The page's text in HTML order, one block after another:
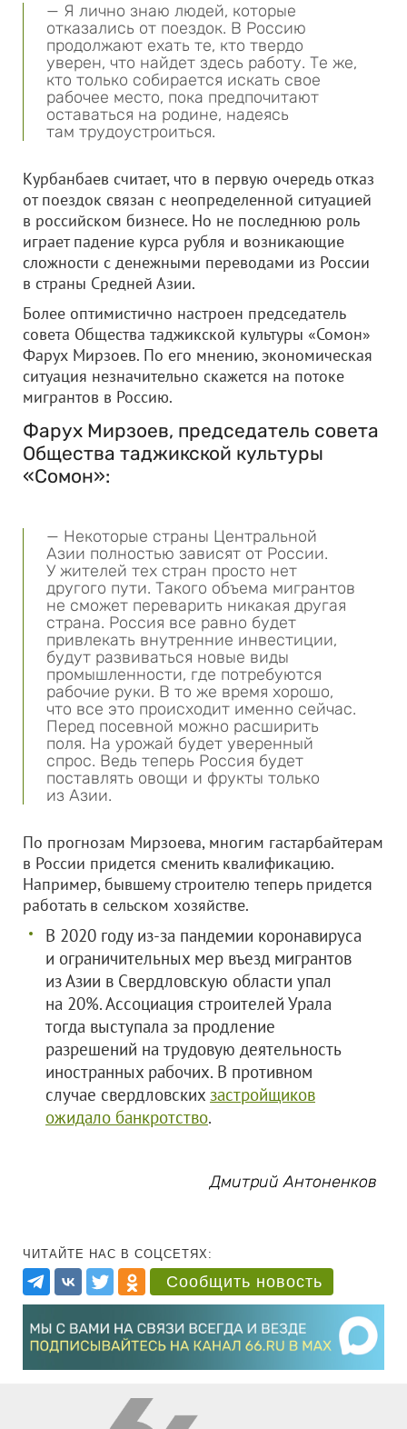
— Я лично знаю людей, которые
отказались от поездок. В Россию
продолжают ехать те, кто твердо
уверен, что найдет здесь работу. Те же,
кто только собирается искать свое
рабочее место, пока предпочитают
оставаться на родине, надеясь
там трудоустроиться.
Курбанбаев считает, что в первую очередь отказ
от поездок связан с неопределенной ситуацией
в российском бизнесе. Но не последнюю роль
играет падение курса рубля и возникающие
сложности с денежными переводами из России
в страны Средней Азии.
Более оптимистично настроен председатель
совета Общества таджикской культуры «Сомон»
Фарух Мирзоев. По его мнению, экономическая
ситуация незначительно скажется на потоке
мигрантов в Россию.
Фарух Мирзоев, председатель совета
Общества таджикской культуры
«Сомон»:
— Некоторые страны Центральной
Азии полностью зависят от России.
У жителей тех стран просто нет
другого пути. Такого объема мигрантов
не сможет переварить никакая другая
страна. Россия все равно будет
привлекать внутренние инвестиции,
будут развиваться новые виды
промышленности, где потребуются
рабочие руки. В то же время хорошо,
что все это происходит именно сейчас.
Перед посевной можно расширить
поля. На урожай будет уверенный
спрос. Ведь теперь Россия будет
поставлять овощи и фрукты только
из Азии.
По прогнозам Мирзоева, многим гастарбайтерам
в России придется сменить квалификацию.
Например, бывшему строителю теперь придется
работать в сельском хозяйстве.
В 2020 году из-за пандемии коронавируса
и ограничительных мер въезд мигрантов
из Азии в Свердловскую области упал
на 20%. Ассоциация строителей Урала
тогда выступала за продление
разрешений на трудовую деятельность
иностранных рабочих. В противном
случае свердловских застройщиков
ожидало банкротство.
Дмитрий Антоненков
ЧИТАЙТЕ НАС В СОЦСЕТЯХ:
Сообщить новость